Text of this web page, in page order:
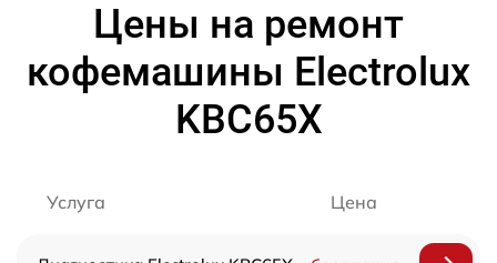
Цены на ремонт
кофемашины Electrolux
KBC65X
Услуга Цена